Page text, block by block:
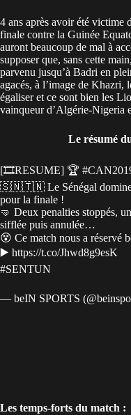
4 ans après avoir été victime
finale contre la Guinée
auront beaucoup de mal à
supposer que, sans cette
parvenu jusqu’à Badri en
agacés, à l’image de Khazri,
égaliser et ce sont bien les
vainqueur d’Algérie-Nigeria
Le résumé
[🎞️RESUME] 🏆
🇸🇳🇹🇳 Le Sénégal domine
pour la finale !
🤜 Deux penalties stoppés,
sifflée puis annulée…
😵 Ce match nous a réservé
▶️ https://t.co/Jhwd8g9esK
#SENTUN
— beIN SPORTS
Les temps-forts du match :